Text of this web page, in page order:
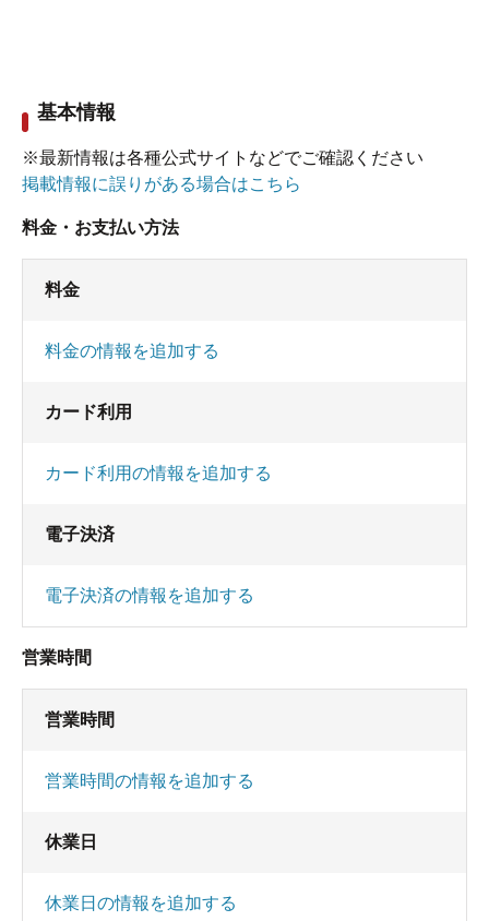
基本情報
※最新情報は各種公式サイトなどでご確認ください
掲載情報に誤りがある場合はこちら
料金・お支払い方法
料金
料金の情報を追加する
カード利用
カード利用の情報を追加する
電子決済
電子決済の情報を追加する
営業時間
営業時間
営業時間の情報を追加する
休業日
休業日の情報を追加する